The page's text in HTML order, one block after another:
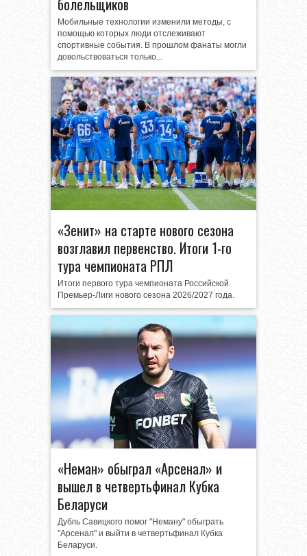
болельщиков
Мобильные технологии изменили методы, с
помощью которых люди отслеживают
спортивные события. В прошлом фанаты могли
довольствоваться только...
«Зенит» на старте нового сезона
возглавил первенство. Итоги 1-го
тура чемпионата РПЛ
Итоги первого тура чемпионата Российской
Премьер-Лиги нового сезона 2026/2027 года.
«Неман» обыграл «Арсенал» и
вышел в четвертьфинал Кубка
Беларуси
Дубль Савицкого помог "Неману" обыграть
"Арсенал" и выйти в четвертьфинал Кубка
Беларуси.